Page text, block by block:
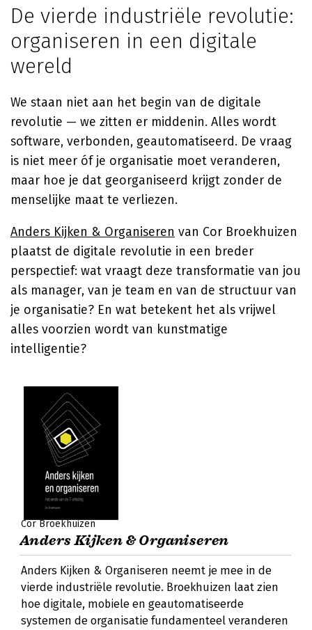
De vierde industriële revolutie:
organiseren in een digitale
wereld
We staan niet aan het begin van de digitale
revolutie — we zitten er middenin. Alles wordt
software, verbonden, geautomatiseerd. De vraag
is niet meer óf je organisatie moet veranderen,
maar hoe je dat georganiseerd krijgt zonder de
menselijke maat te verliezen.
Anders Kijken & Organiseren van Cor Broekhuizen
plaatst de digitale revolutie in een breder
perspectief: wat vraagt deze transformatie van jou
als manager, van je team en van de structuur van
je organisatie? En wat betekent het als vrijwel
alles voorzien wordt van kunstmatige
intelligentie?
Cor Broekhuizen
Anders Kijken & Organiseren
Anders Kijken & Organiseren neemt je mee in de
vierde industriële revolutie. Broekhuizen laat zien
hoe digitale, mobiele en geautomatiseerde
systemen de organisatie fundamenteel veranderen